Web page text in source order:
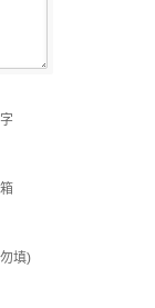
勿填)